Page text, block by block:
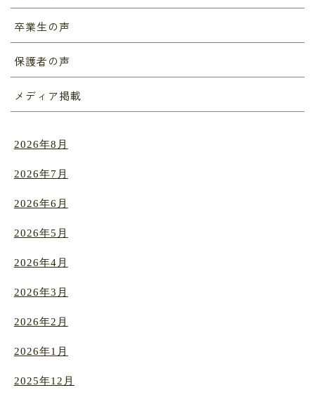
卒業生の声
保護者の声
メディア掲載
2026年8月
2026年7月
2026年6月
2026年5月
2026年4月
2026年3月
2026年2月
2026年1月
2025年12月